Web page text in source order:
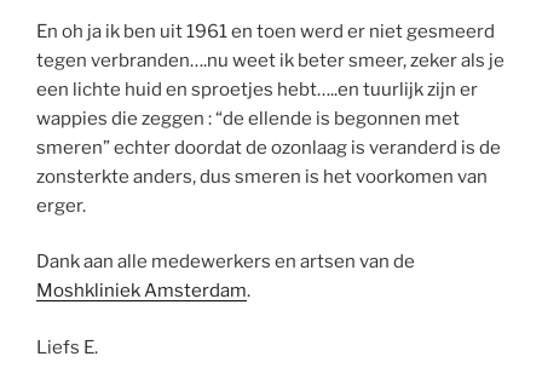
En oh ja ik ben uit 1961 en toen werd er niet gesmeerd
tegen verbranden….nu weet ik beter smeer, zeker als je
een lichte huid en sproetjes hebt…..en tuurlijk zijn er
wappies die zeggen : “de ellende is begonnen met
smeren” echter doordat de ozonlaag is veranderd is de
zonsterkte anders, dus smeren is het voorkomen van
erger.
Dank aan alle medewerkers en artsen van de
Moshkliniek Amsterdam.
Liefs E.